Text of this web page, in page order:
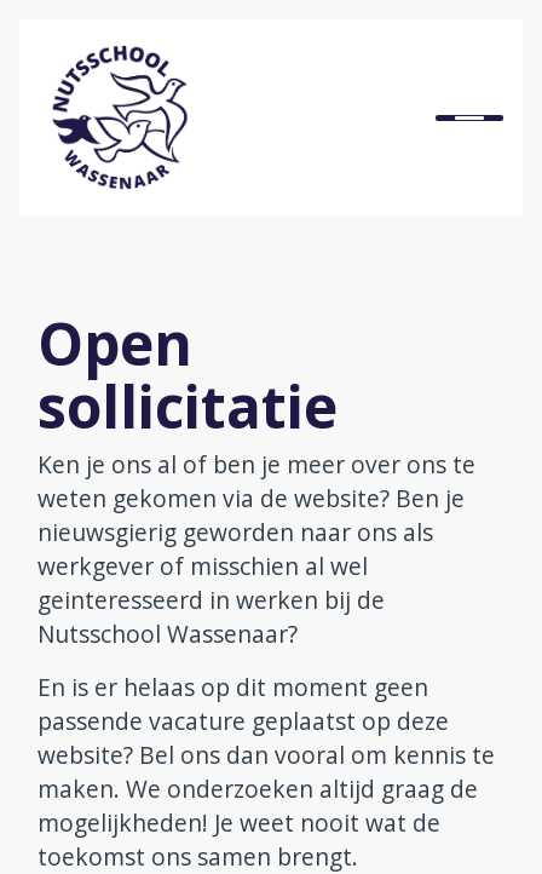
Home
Ons onderwijs
Praktische informatie
Onze organisatie
Bij ons werken
Aanmelden en contact
Open
sollicitatie
Ken je ons al of ben je meer over ons te
weten gekomen via de website? Ben je
nieuwsgierig geworden naar ons als
werkgever of misschien al wel
geinteresseerd in werken bij de
Nutsschool Wassenaar?
En is er helaas op dit moment geen
passende vacature geplaatst op deze
website? Bel ons dan vooral om kennis te
maken. We onderzoeken altijd graag de
mogelijkheden! Je weet nooit wat de
toekomst ons samen brengt.